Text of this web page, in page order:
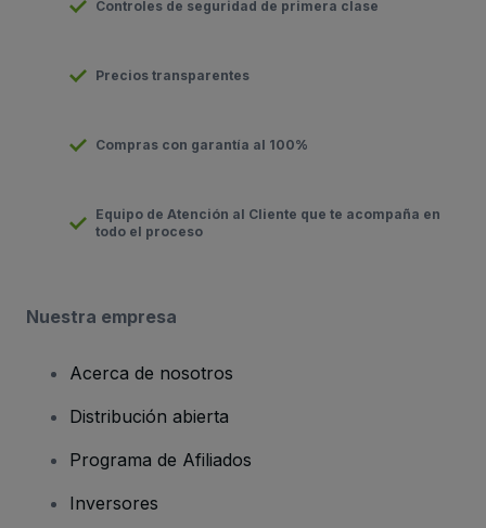
Controles de seguridad de primera clase
Precios transparentes
Compras con garantía al 100%
Equipo de Atención al Cliente que te acompaña en
todo el proceso
Nuestra empresa
Acerca de nosotros
Distribución abierta
Programa de Afiliados
Inversores